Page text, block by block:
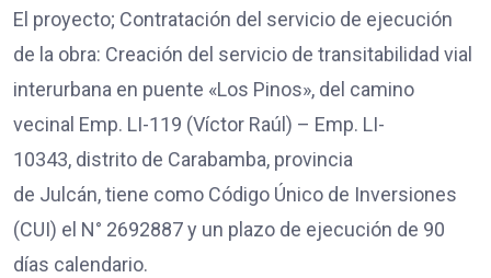
El proyecto; Contratación del servicio de ejecución
de la obra: Creación del servicio de transitabilidad vial
interurbana en puente «Los Pinos», del camino
vecinal Emp. LI-119 (Víctor Raúl) – Emp. LI-
10343, distrito de Carabamba, provincia
de Julcán, tiene como Código Único de Inversiones
(CUI) el N° 2692887 y un plazo de ejecución de 90
días calendario.